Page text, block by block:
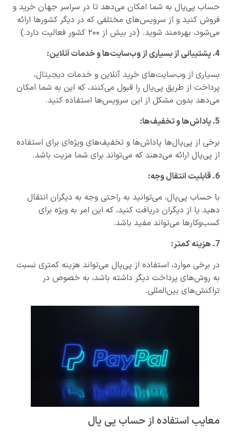
حساب پی‌پال به شما امکان می‌دهد تا در سراسر جهان خرید و
فروش کنید و از سرویس‌های مختلفی که در دیگر کشورها ارائه
می‌شود، بهره‌مند شوید. (در بیش از ۲۰۰ کشور فعالیت دارد.)
4. پشتیبانی از بسیاری از وب‌سایت‌ها و خدمات آنلاین:
بسیاری از وب‌سایت‌های خرید آنلاین و خدمات دیجیتال،
پرداخت از طریق پی‌پال را قبول می‌کنند، که این به شما امکان
می‌دهد بدون مشکل از این سرویس‌ها استفاده کنید.
5. پاداش‌ها و تخفیف‌ها:
برخی از پی‌پال‌ها پاداش‌ها و تخفیف‌های ویژه‌ای برای استفاده
از پی‌پال ارائه می‌دهند که می‌تواند برای شما مزیت باشد.
6. قابلیت انتقال وجه:
با حساب پی‌پال، می‌توانید به راحتی وجه به دیگران انتقال
دهید یا از دیگران دریافت کنید، که این امر به ویژه برای
کسب‌وکارها می‌تواند مفید باشد.
7. هزینه کمتر:
در برخی موارد، استفاده از پی‌پال می‌تواند هزینه کمتری نسبت
به روش‌های پرداخت دیگر داشته باشد، به خصوص در
تراکنش‌های بین‌المللی.
معایب استفاده از حساب پی پال